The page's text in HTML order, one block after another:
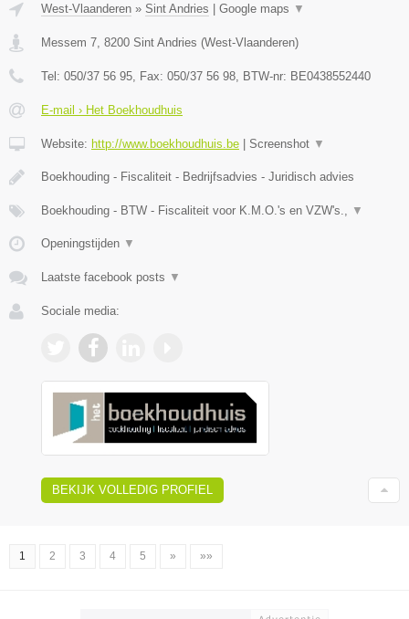
West-Vlaanderen » Sint Andries Google maps ▼
Messem 7 8200 Sint Andries (West-Vlaanderen)
Tel: 050/37 56 95 , Fax: 050/37 56 98 , BTW-nr: BE0438552440
E-mail › Het Boekhoudhuis
Website: http://www.boekhoudhuis.be Screenshot ▼
Boekhouding - Fiscaliteit - Bedrijfsadvies - Juridisch advies
Boekhouding - BTW - Fiscaliteit voor K.M.O.'s en VZW's., ▼
Openingstijden ▼
Laatste facebook posts ▼
Sociale media:
BEKIJK VOLLEDIG PROFIEL
1 2 3 4 5 » »»